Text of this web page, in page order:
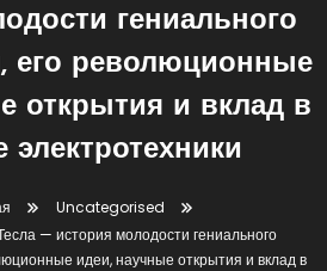
гениального
его революционные
открытия и вклад в
электротехники
Uncategorised
— история молодости гениального
идеи, научные открытия и вклад в